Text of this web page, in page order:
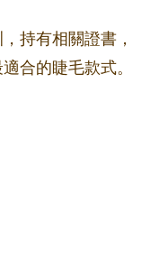
持有相關證書，
合的睫毛款式。